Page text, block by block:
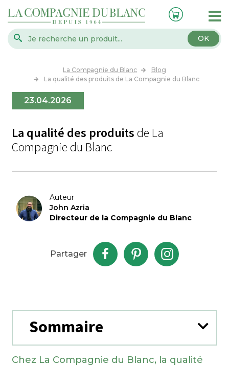
OK
La Compagnie du Blanc
Blog
La qualité des produits de La Compagnie du Blanc
23.04.2026
La qualité des produitsde La
Compagnie du Blanc
Auteur
John Azria
Directeur de la Compagnie du Blanc
Partager
Sommaire
Chez La Compagnie du Blanc, la qualité